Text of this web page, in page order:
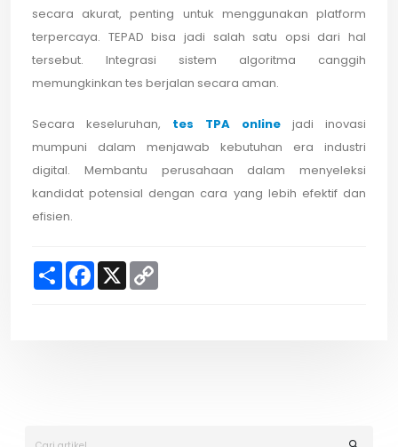
secara akurat, penting untuk menggunakan platform
terpercaya. TEPAD bisa jadi salah satu opsi dari hal
tersebut. Integrasi sistem algoritma canggih
memungkinkan tes berjalan secara aman.
Secara keseluruhan, tes TPA online jadi inovasi
mumpuni dalam menjawab kebutuhan era industri
digital. Membantu perusahaan dalam menyeleksi
kandidat potensial dengan cara yang lebih efektif dan
efisien.
S
F
X